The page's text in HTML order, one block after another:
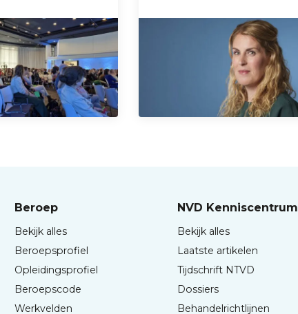
Beroep
Bekijk alles
Beroepsprofiel
Opleidingsprofiel
Beroepscode
Werkvelden
NVD Kenniscentrum
Bekijk alles
Laatste artikelen
Tijdschrift NTVD
Dossiers
Behandelrichtlijnen